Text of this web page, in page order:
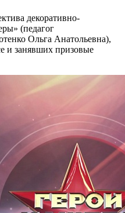
декоративно-
(педагог
Ольга Анатольевна),
и занявших призовые